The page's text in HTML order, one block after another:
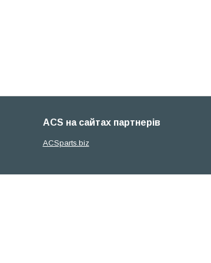
ACS на сайтах партнерів
ACSparts.biz